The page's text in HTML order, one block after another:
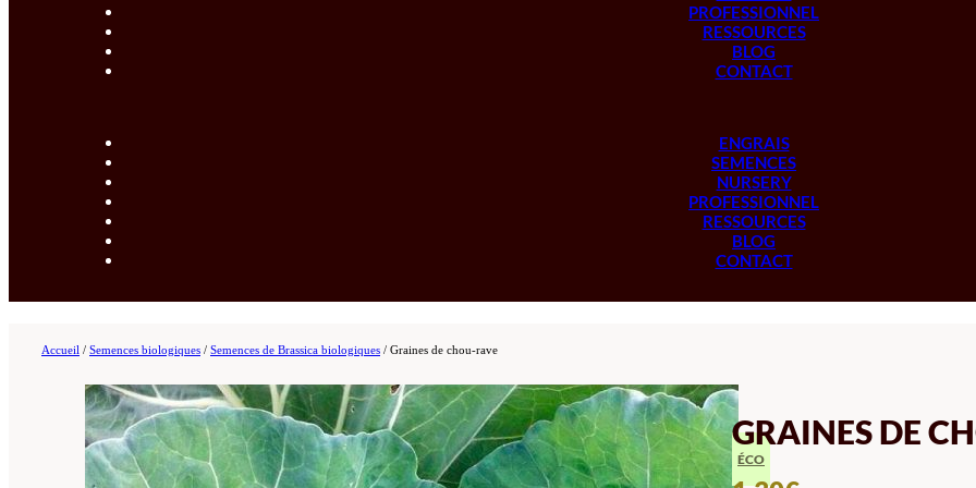
PROFESSIONNEL
RESSOURCES
BLOG
CONTACT
ENGRAIS
SEMENCES
NURSERY
PROFESSIONNEL
RESSOURCES
BLOG
CONTACT
Accueil / Semences biologiques / Semences de Brassica biologiques / Graines de chou-rave
GRAINES DE
ÉCO